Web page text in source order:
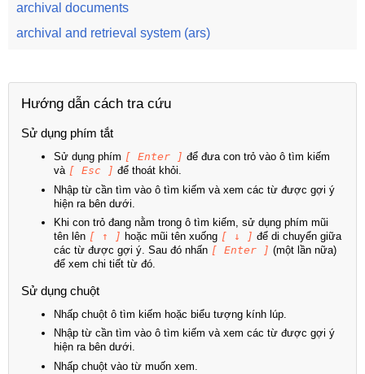
archival documents
archival and retrieval system (ars)
Hướng dẫn cách tra cứu
Sử dụng phím tắt
Sử dụng phím [ Enter ] để đưa con trỏ vào ô tìm kiếm
và [ Esc ] để thoát khỏi.
Nhập từ cần tìm vào ô tìm kiếm và xem các từ được gợi ý
hiện ra bên dưới.
Khi con trỏ đang nằm trong ô tìm kiếm, sử dụng phím mũi
tên lên [ ↑ ] hoặc mũi tên xuống [ ↓ ] để di chuyển giữa
các từ được gợi ý. Sau đó nhấn [ Enter ] (một lần nữa)
để xem chi tiết từ đó.
Sử dụng chuột
Nhấp chuột ô tìm kiếm hoặc biểu tượng kính lúp.
Nhập từ cần tìm vào ô tìm kiếm và xem các từ được gợi ý
hiện ra bên dưới.
Nhấp chuột vào từ muốn xem.